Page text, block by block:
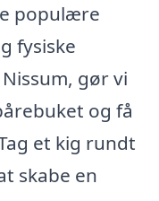
populære
fysiske
gør vi
og få
et kig rundt
skabe en